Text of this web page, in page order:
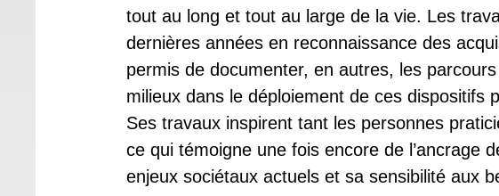
tout au long et tout au large de la vie. Les
dernières années en reconnaissance des
permis de documenter, en autres, les
milieux dans le déploiement de ces dispositifs
Ses travaux inspirent tant les personnes
ce qui témoigne une fois encore de l’ancrage
enjeux sociétaux actuels et sa sensibilité aux